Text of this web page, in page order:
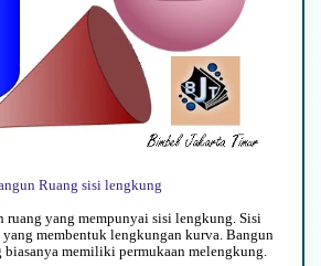
Ruang sisi lengkung
ruang yang mempunyai sisi lengkung. Sisi
membentuk lengkungan kurva. Bangun
biasanya memiliki permukaan melengkung.